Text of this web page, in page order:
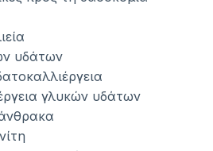
υδάτων
γλυκών υδάτων